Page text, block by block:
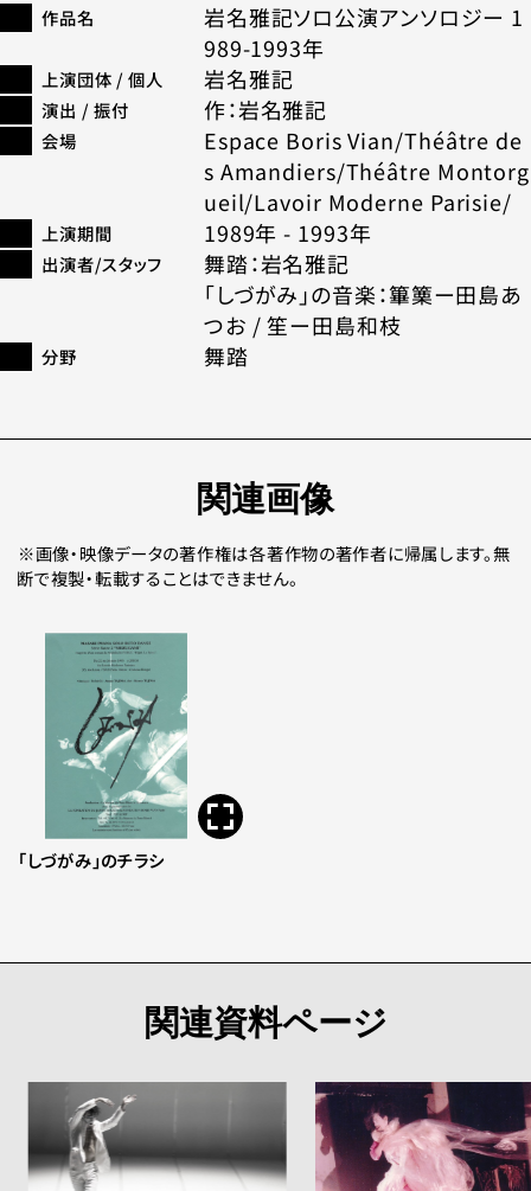
作品名
岩名雅記ソロ公演アンソロジー 1
989-1993年
上演団体 / 個人 岩名雅記
演出 / 振付 作：岩名雅記
会場
Espace Boris Vian/Théâtre de
s Amandiers/Théâtre Montorg
ueil/Lavoir Moderne Parisie/
上演期間 1989年 - 1993年
出演者/スタッフ
舞踏：岩名雅記
「しづがみ」の音楽：篳篥ー田島あ
つお / 笙ー田島和枝
分野 舞踏
関連画像
画像・映像データの著作権は各著作物の著作者に帰属します。無
断で複製・転載することはできません。
「しづがみ」のチラシ
関連資料ページ